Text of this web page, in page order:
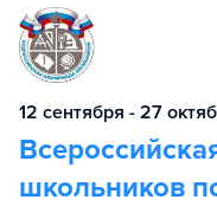
12 сентября - 27
школьников